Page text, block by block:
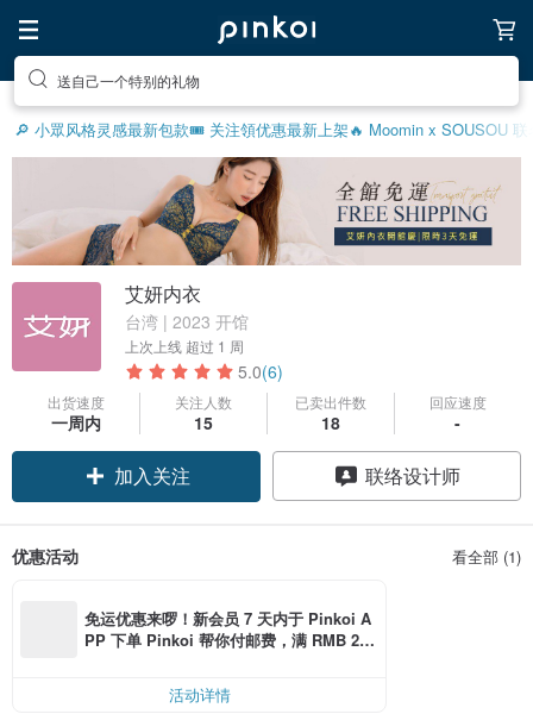
送自己一个特别的礼物
🔎 小眾风格灵感最新包款🎟️ 关注領优惠最新上架🔥 Moomin x SOUSOU 联
艾妍内衣
台湾 | 2023 开馆
上次上线 超过 1 周
5.0(6)
出货速度
一周内
关注人数
15
已卖出件数
18
回应速度
-
加入关注 联络设计师
优惠活动 看全部 (1)
免运优惠来啰！新会员 7 天内于 Pinkoi A
PP 下单 Pinkoi 帮你付邮费，满 RMB 25
活动详情